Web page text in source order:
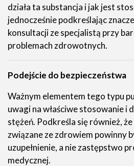
działa ta substancja i jak jest
jednocześnie podkreślając
konsultacji ze specjalistą przy
problemach zdrowotnych.
Podejście do bezpieczeństwa
Ważnym elementem tego typu
uwagi na właściwe stosowanie i
stężeń. Podkreśla się również,
związane ze zdrowiem powinny
uzupełnienie, a nie zastępstwo
medycznej.